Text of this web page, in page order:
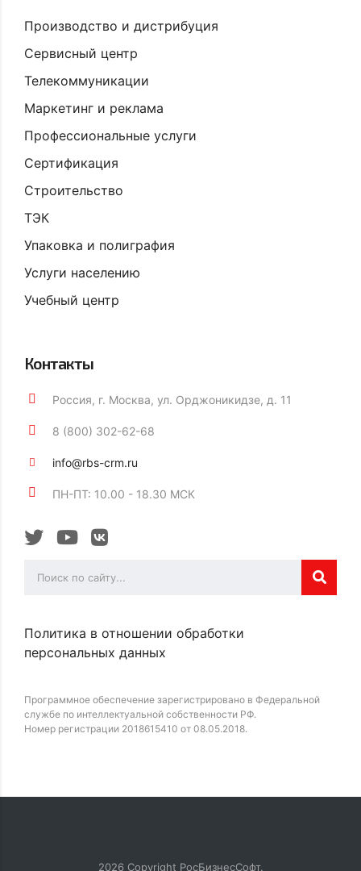
Производство и дистрибуция
Сервисный центр
Телекоммуникации
Маркетинг и реклама
Профессиональные услуги
Сертификация
Строительство
ТЭК
Упаковка и полиграфия
Услуги населению
Учебный центр
Контакты
Россия, г. Москва, ул. Орджоникидзе, д. 11
8 (800) 302-62-68
info@rbs-crm.ru
ПН-ПТ: 10.00 - 18.30 МСК
Политика в отношении обработки
персональных данных
Программное обеспечение зарегистрировано в Федеральной
службе по интеллектуальной собственности РФ.
Номер регистрации 2018615410 от 08.05.2018.
2026 Copyright РосБизнесСофт.